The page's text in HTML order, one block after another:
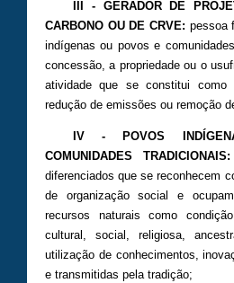
III - GERADOR DE
CARBONO OU DE CRVE: pessoa
indígenas ou povos e
concessão, a propriedade ou o
atividade que se constitui como
redução de emissões ou remoção
IV - POVOS
COMUNIDADES TRADICIONAIS:
diferenciados que se reconhecem
de organização social e
recursos naturais como
cultural, social, religiosa,
utilização de conhecimentos,
e transmitidas pela tradição;